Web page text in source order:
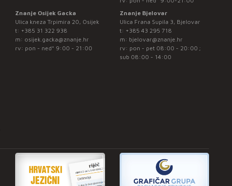
Znanje Osijek Gacka
Ulica kneza Trpimira 20, Osijek
t: +385 31 322 938
m: osijek.gacka@znanje.hr
rv: pon - ned* 9:00 - 21:00
Znanje Bjelovar
Ulica Frana Supila 3, Bjelovar
t: +385 43 295 718
m: bjelovar@znanje.hr
rv: pon - pet 08:00 - 20:00 ;
sub 08:00 - 14:00